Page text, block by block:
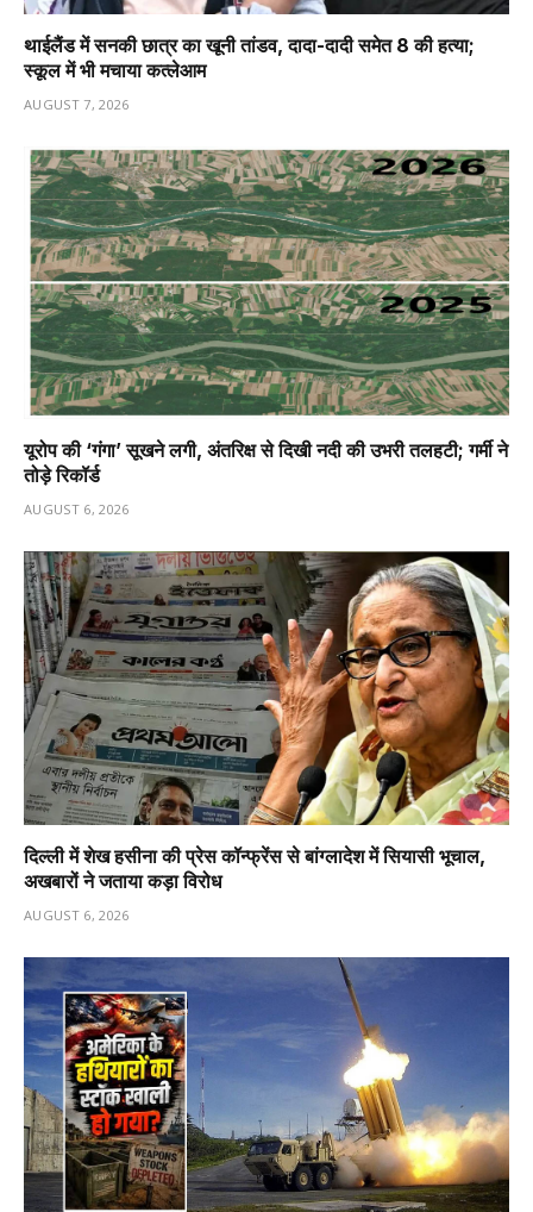
थाईलैंड में सनकी छात्र का खूनी तांडव, दादा-दादी समेत 8 की हत्या;
स्कूल में भी मचाया कत्लेआम
AUGUST 7, 2026
यूरोप की ‘गंगा’ सूखने लगी, अंतरिक्ष से दिखी नदी की उभरी तलहटी; गर्मी ने
तोड़े रिकॉर्ड
AUGUST 6, 2026
दिल्ली में शेख हसीना की प्रेस कॉन्फ्रेंस से बांग्लादेश में सियासी भूचाल,
अखबारों ने जताया कड़ा विरोध
AUGUST 6, 2026